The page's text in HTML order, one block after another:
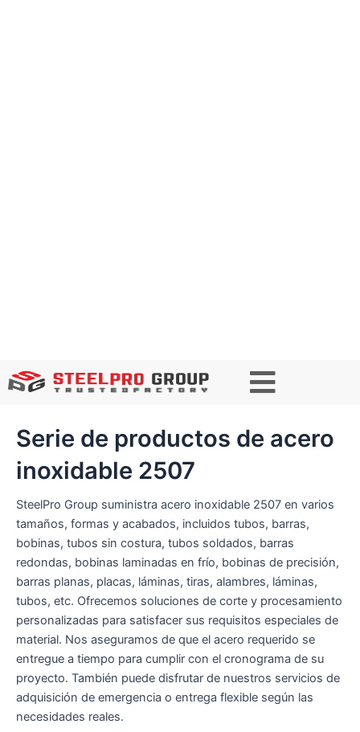
Serie de productos de acero
inoxidable 2507
SteelPro Group suministra acero inoxidable 2507 en varios
tamaños, formas y acabados, incluidos tubos, barras,
bobinas, tubos sin costura, tubos soldados, barras
redondas, bobinas laminadas en frío, bobinas de precisión,
barras planas, placas, láminas, tiras, alambres, láminas,
tubos, etc. Ofrecemos soluciones de corte y procesamiento
personalizadas para satisfacer sus requisitos especiales de
material. Nos aseguramos de que el acero requerido se
entregue a tiempo para cumplir con el cronograma de su
proyecto. También puede disfrutar de nuestros servicios de
adquisición de emergencia o entrega flexible según las
necesidades reales.